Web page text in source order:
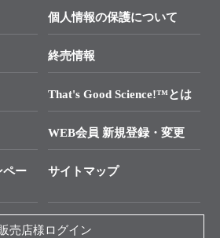
ト
カタログ
個人情報の保護について
終売情報
That's Good Science!™とは
WEB会員 新規登録・変更
ペー
サイトマップ
売店様ログイン